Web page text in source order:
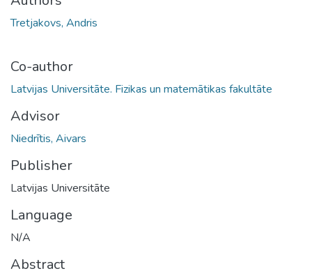
Tretjakovs, Andris
Co-author
Latvijas Universitāte. Fizikas un matemātikas fakultāte
Advisor
Niedrītis, Aivars
Publisher
Latvijas Universitāte
Language
N/A
Abstract